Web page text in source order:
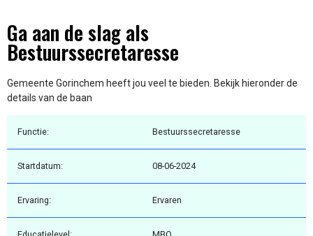
Ga aan de slag als
Bestuurssecretaresse
Gemeente Gorinchem heeft jou veel te bieden. Bekijk hieronder de
details van de baan
Functie: Bestuurssecretaresse
Startdatum: 08-06-2024
Ervaring: Ervaren